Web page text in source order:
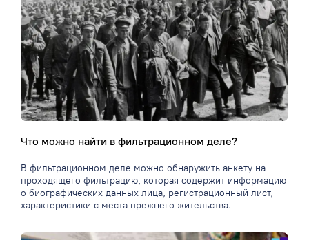
Что можно найти в фильтрационном деле?
В фильтрационном деле можно обнаружить анкету на
проходящего фильтрацию, которая содержит информацию
о биографических данных лица, регистрационный лист,
характеристики с места прежнего жительства.